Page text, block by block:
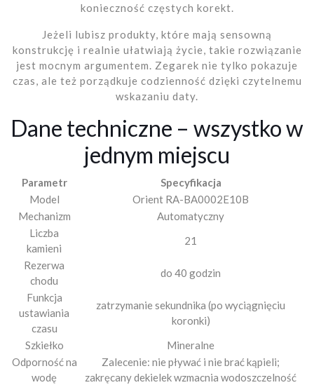
konieczność częstych korekt.
Jeżeli lubisz produkty, które mają sensowną
konstrukcję i realnie ułatwiają życie, takie rozwiązanie
jest mocnym argumentem. Zegarek nie tylko pokazuje
czas, ale też porządkuje codzienność dzięki czytelnemu
wskazaniu daty.
Dane techniczne – wszystko w
jednym miejscu
Parametr
Specyfikacja
Model
Orient RA-BA0002E10B
Mechanizm
Automatyczny
Liczba
kamieni
21
Rezerwa
chodu
do 40 godzin
Funkcja
ustawiania
czasu
zatrzymanie sekundnika (po wyciągnięciu
koronki)
Szkiełko
Mineralne
Odporność na
wodę
Zalecenie: nie pływać i nie brać kąpieli;
zakręcany dekielek wzmacnia wodoszczelność